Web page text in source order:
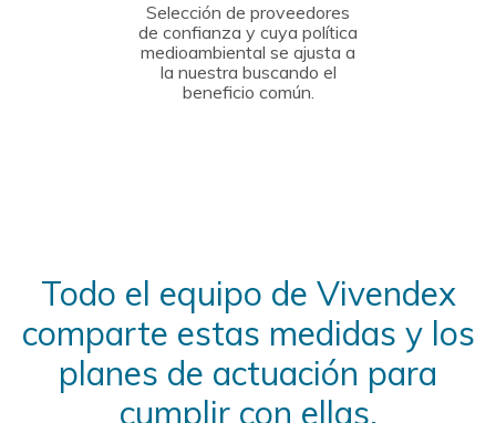
Selección de proveedores
de confianza y cuya política
medioambiental se ajusta a
la nuestra buscando el
beneficio común.
Todo el equipo de Vivendex
comparte estas medidas y los
planes de actuación para
cumplir con ellas.